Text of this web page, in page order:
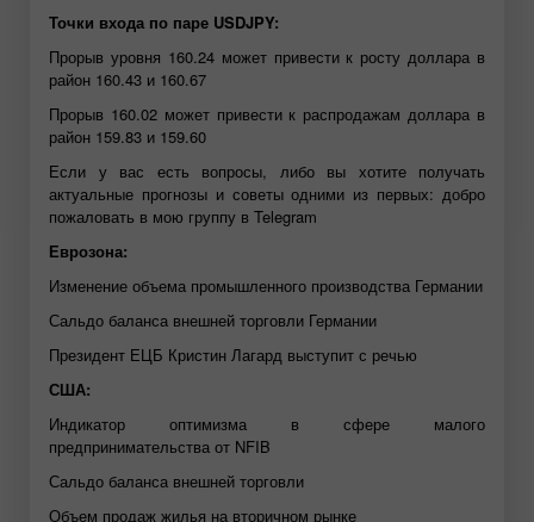
Точки входа по паре USDJPY:
Прорыв уровня 160.24 может привести к росту доллара в
район 160.43 и 160.67
Прорыв 160.02 может привести к распродажам доллара в
район 159.83 и 159.60
Если у вас есть вопросы, либо вы хотите получать
актуальные прогнозы и советы одними из первых: добро
пожаловать в мою группу в Telegram
Еврозона:
Изменение объема промышленного производства Германии
Сальдо баланса внешней торговли Германии
Президент ЕЦБ Кристин Лагард выступит с речью
США:
Индикатор оптимизма в сфере малого
предпринимательства от NFIB
Сальдо баланса внешней торговли
Объем продаж жилья на вторичном рынке